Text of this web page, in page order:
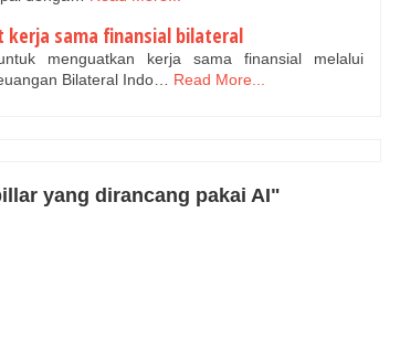
kerja sama finansial bilateral
menguatkan kerja sama finansial melalui
Bilateral Indo…
Read More...
yang dirancang pakai AI"